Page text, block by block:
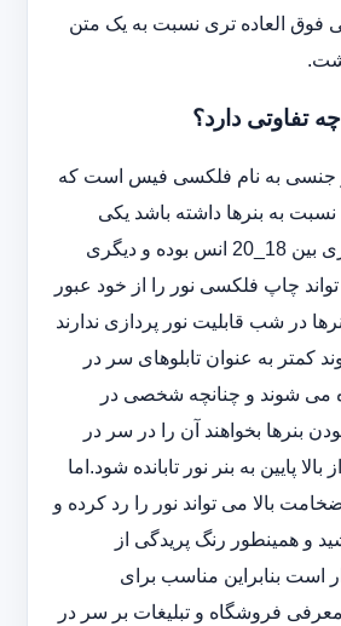
العاده تری نسبت به یک متن
تفاوتی دارد؟
جنسی به نام فلکسی فیس است که
نسبت به بنرها داشته باشد یکی
ضخامت بیشتر و گرماژی بین 18_20 انس بوده و دیگری
چاپ فلکسی نور را از خود عبور
در شب قابلیت نور پردازی ندارند
کمتر به عنوان تابلوهای سر در
می شوند و چنانچه شخصی در
بنرها بخواهند آن را در سر در
بالا پایین به بنر نور تابانده شود.اما
بالا می تواند نور را رد کرده و
و همینطور رنگ پریدگی از
است بنابراین مناسب برای
معرفی فروشگاه و تبلیغات بر سر در